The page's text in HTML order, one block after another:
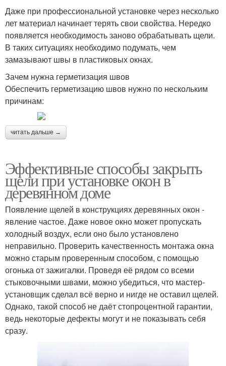
Даже при профессиональной установке через несколько
лет материал начинает терять свои свойства. Нередко
появляется необходимость заново обрабатывать щели.
В таких ситуациях необходимо подумать, чем
замазывают швы в пластиковых окнах.
Зачем нужна герметизация швов
Обеспечить герметизацию швов нужно по нескольким
причинам:
читать дальше →
Эффективные способы закрыть
щели при установке окон в
деревянном доме
Появление щелей в конструкциях деревянных окон -
явление частое. Даже новое окно может пропускать
холодный воздух, если оно было установлено
неправильно. Проверить качественность монтажа окна
можно старым проверенным способом, с помощью
огонька от зажигалки. Проведя её рядом со всеми
стыковочными швами, можно убедиться, что мастер-
установщик сделал всё верно и нигде не оставил щелей.
Однако, такой способ не даёт стопроцентной гарантии,
ведь некоторые дефекты могут и не показывать себя
сразу.